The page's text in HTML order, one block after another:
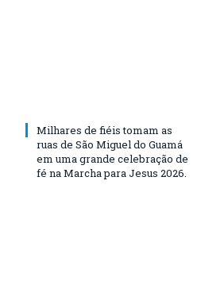
Milhares de fiéis tomam as
ruas de São Miguel do Guamá
em uma grande celebração de
fé na Marcha para Jesus 2026.